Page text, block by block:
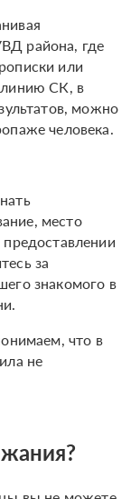
района, где
или
линию СК, в
можно
человека.
место
за
знакомого в
что в
не